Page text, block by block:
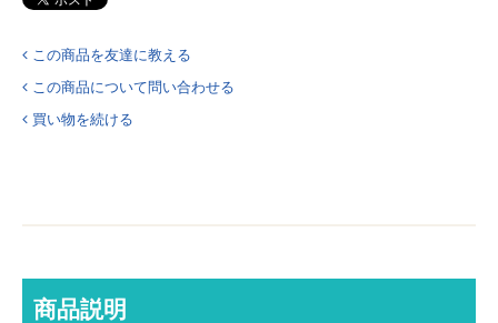
この商品を友達に教える
この商品について問い合わせる
買い物を続ける
商品説明